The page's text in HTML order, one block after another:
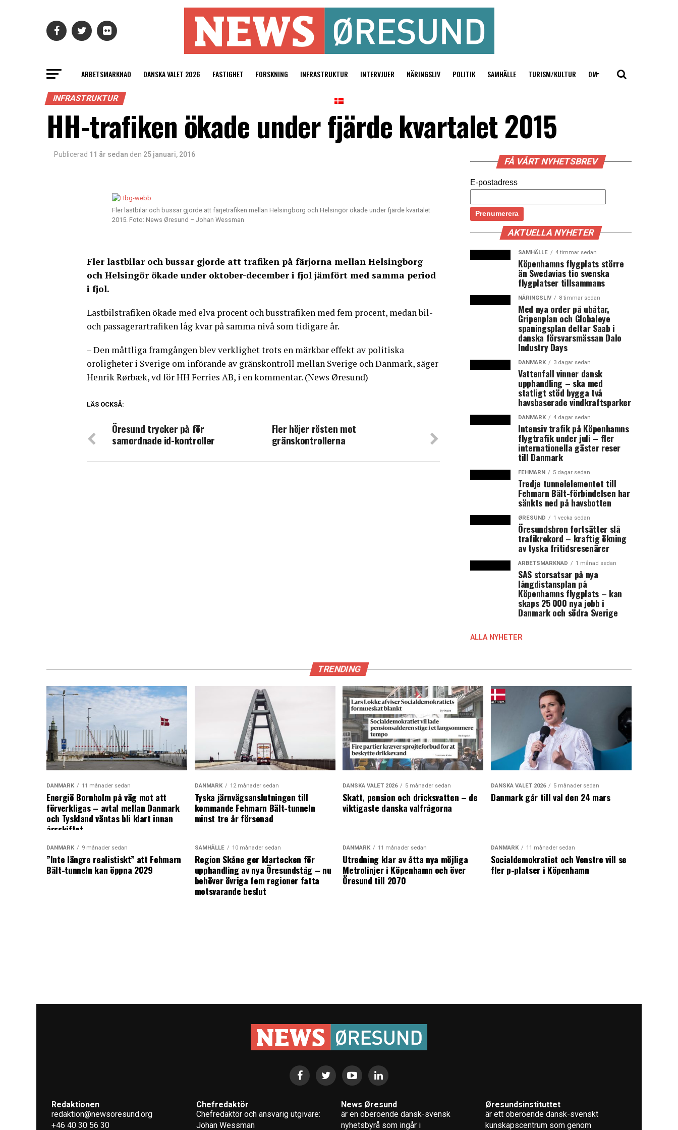
ARBETSMARKNAD DANSKA VALET 2026 FASTIGHET FORSKNING INFRASTRUKTUR INTERVJUER NÄRINGSLIV POLITIK SAMHÄLLE TURISM/KULTUR OM
INFRASTRUKTUR
HH-trafiken ökade under fjärde kvartalet 2015
Publicerad 11 år sedan den 25 januari, 2016
Fler lastbilar och bussar gjorde att färjetrafiken mellan Helsingborg och Helsingör ökade under fjärde kvartalet
2015. Foto: News Øresund – Johan Wessman
Fler lastbilar och bussar gjorde att trafiken på färjorna mellan Helsingborg
och Helsingör ökade under oktober-december i fjol jämfört med samma period
i fjol.
Lastbilstrafiken ökade med elva procent och busstrafiken med fem procent, medan bil-
och passagerartrafiken låg kvar på samma nivå som tidigare år.
– Den måttliga framgången blev verklighet trots en märkbar effekt av politiska
oroligheter i Sverige om införande av gränskontroll mellan Sverige och Danmark, säger
Henrik Rørbæk, vd för HH Ferries AB, i en kommentar. (News Øresund)
LÄS OCKSÅ:
Fler höjer rösten mot
gränskontrollerna
Öresund trycker på för
samordnade id-kontroller
FÅ VÅRT NYHETSBREV
E-postadress
AKTUELLA NYHETER
SAMHÄLLE 4 timmar sedan
Köpenhamns flygplats större
än Swedavias tio svenska
flygplatser tillsammans
NÄRINGSLIV 8 timmar sedan
Med nya order på ubåtar,
Gripenplan och Globaleye
spaningsplan deltar Saab i
danska försvarsmässan Dalo
Industry Days
DANMARK 3 dagar sedan
Vattenfall vinner dansk
upphandling – ska med
statligt stöd bygga två
havsbaserade vindkraftsparker
DANMARK 4 dagar sedan
Intensiv trafik på Köpenhamns
flygtrafik under juli – fler
internationella gäster reser
till Danmark
FEHMARN 5 dagar sedan
Tredje tunnelelementet till
Fehmarn Bält-förbindelsen har
sänkts ned på havsbotten
ØRESUND 1 vecka sedan
Öresundsbron fortsätter slå
trafikrekord – kraftig ökning
av tyska fritidsresenärer
ARBETSMARKNAD 1 månad sedan
SAS storsatsar på nya
långdistansplan på
Köpenhamns flygplats – kan
skaps 25 000 nya jobb i
Danmark och södra Sverige
ALLA NYHETER
TRENDING
DANMARK 11 månader sedan
Energiö Bornholm på väg mot att
förverkligas – avtal mellan Danmark
och Tyskland väntas bli klart innan
årsskiftet
DANMARK 12 månader sedan
Tyska järnvägsanslutningen till
kommande Fehmarn Bält-tunneln
minst tre år försenad
DANSKA VALET 2026 5 månader sedan
Skatt, pension och dricksvatten – de
viktigaste danska valfrågorna
DANSKA VALET 2026 5 månader sedan
Danmark går till val den 24 mars
DANMARK 9 månader sedan
”Inte längre realistiskt” att Fehmarn
Bält-tunneln kan öppna 2029
SAMHÄLLE 10 månader sedan
Region Skåne ger klartecken för
upphandling av nya Öresundståg – nu
behöver övriga fem regioner fatta
motsvarande beslut
DANMARK 11 månader sedan
Utredning klar av åtta nya möjliga
Metrolinjer i Köpenhamn och över
Öresund till 2070
DANMARK 11 månader sedan
Socialdemokratiet och Venstre vill se
fler p-platser i Köpenhamn
Redaktionen
redaktion@newsoresund.org
+46 40 30 56 30
Chefredaktör
Chefredaktör och ansvarig utgivare:
Johan Wessman
News Øresund
är en oberoende dansk-svensk
nyhets­byrå som ingår i
Øresundsinstituttet
är ett oberoende dansk-svenskt
kunskapscentrum som genom